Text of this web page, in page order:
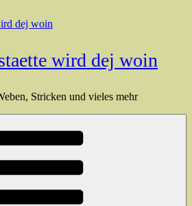
wird dej woin
Stricken und vieles mehr